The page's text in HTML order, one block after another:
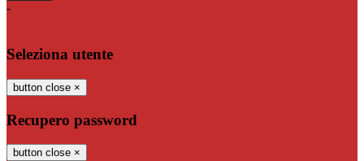
-
Seleziona utente
button close ×
Recupero password
button close ×